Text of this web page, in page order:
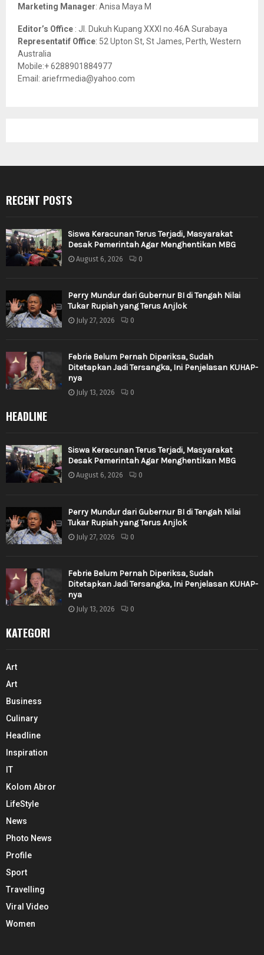
Marketing Manager: Anisa Maya M
Editor’s Office : Jl. Dukuh Kupang XXXI no.46A Surabaya
Representatif Office: 52 Upton St, St James, Perth, Western
Australia
Mobile:+ 6288901884977
Email: ariefrmedia@yahoo.com
RECENT POSTS
Siswa Keracunan Terus Terjadi, Masyarakat
Desak Pemerintah Agar Menghentikan MBG
August 6, 2026 0
Perry Mundur dari Gubernur BI di Tengah Nilai
Tukar Rupiah yang Terus Anjlok
July 27, 2026 0
Febrie Belum Pernah Diperiksa, Sudah
Ditetapkan Jadi Tersangka, Ini Penjelasan KUHAP-
nya
July 13, 2026 0
HEADLINE
Siswa Keracunan Terus Terjadi, Masyarakat
Desak Pemerintah Agar Menghentikan MBG
August 6, 2026 0
Perry Mundur dari Gubernur BI di Tengah Nilai
Tukar Rupiah yang Terus Anjlok
July 27, 2026 0
Febrie Belum Pernah Diperiksa, Sudah
Ditetapkan Jadi Tersangka, Ini Penjelasan KUHAP-
nya
July 13, 2026 0
KATEGORI
Art
Art
Business
Culinary
Headline
Inspiration
IT
Kolom Abror
LifeStyle
News
Photo News
Profile
Sport
Travelling
Viral Video
Women